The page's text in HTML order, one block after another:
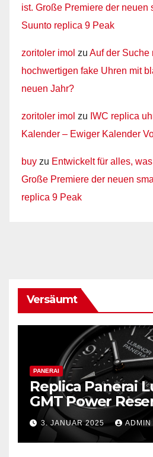
ist. Große Premiere der neuen
Suunto replica 9 Peak
zoritoler imol zu Auf der Suche
hochwertigen fake Uhren mit
neuen Jahr?
zoritoler imol zu IWC replica
Kalender – Ewiger Kalender
buy zu Entwickelt für alles,
Große Premiere der neuen
replica 9 Peak
Versäumt
PANERAI
Replica Panerai
GMT Power
Ceramica und
3. JANUAR 2025 ADMIN